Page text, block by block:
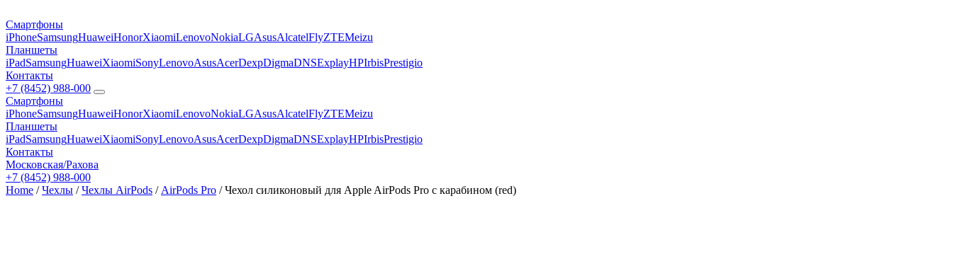
Смартфоны
iPhoneSamsungHuaweiHonorXiaomiLenovoNokiaLGAsusAlcatelFlyZTEMeizu
Планшеты
iPadSamsungHuaweiXiaomiSonyLenovoAsusAcerDexpDigmaDNSExplayHPIrbisPrestigio
Контакты
+7 (8452) 988-000
Смартфоны
iPhoneSamsungHuaweiHonorXiaomiLenovoNokiaLGAsusAlcatelFlyZTEMeizu
Планшеты
iPadSamsungHuaweiXiaomiSonyLenovoAsusAcerDexpDigmaDNSExplayHPIrbisPrestigio
Контакты
Московская/Рахова
+7 (8452) 988-000
Home /Чехлы /Чехлы AirPods / AirPods Pro / Чехол силиконовый для Apple AirPods Pro с карабином (red)